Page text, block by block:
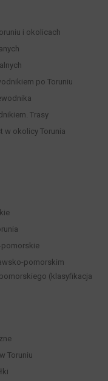
i okolicach
po Toruniu
Trasy
w okolicy Torunia
pomorskie
pomorskim
(klasyfikacja
Toruniu